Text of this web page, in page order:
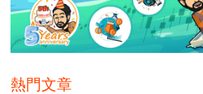
熱門文章